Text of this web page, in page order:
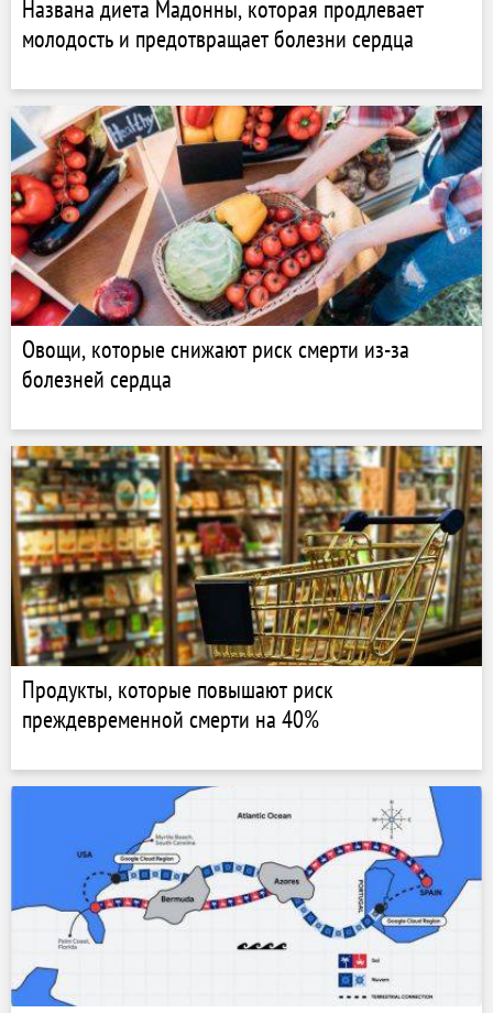
Названа диета Мадонны, которая продлевает
молодость и предотвращает болезни сердца
Овощи, которые снижают риск смерти из-за
болезней сердца
Продукты, которые повышают риск
преждевременной смерти на 40%